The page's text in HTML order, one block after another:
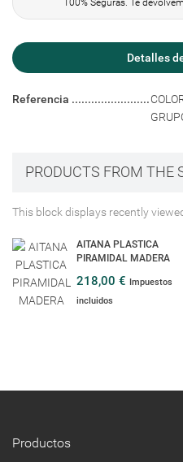
Detalles
Referencia
PRODUCTS FROM THE
This block displays recently
AITANA PLASTICA
PIRAMIDAL MADERA
218,00 € Impuestos
incluidos
Productos